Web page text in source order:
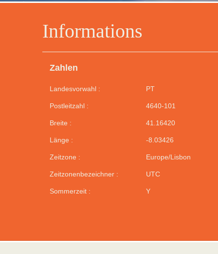
Informations
Zahlen
Landesvorwahl : PT
Postleitzahl : 4640-101
Breite : 41.16420
Länge : -8.03426
Zeitzone : Europe/Lisbon
Zeitzonenbezeichner : UTC
Sommerzeit : Y